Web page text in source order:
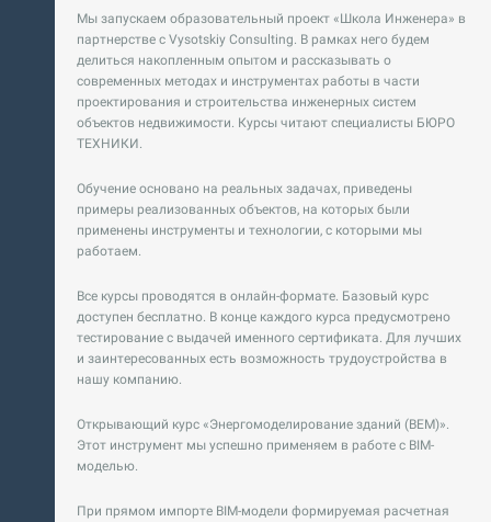
Мы запускаем образовательный проект «Школа Инженера» в
партнерстве с Vysotskiy Consulting. В рамках него будем
делиться накопленным опытом и рассказывать о
современных методах и инструментах работы в части
проектирования и строительства инженерных систем
объектов недвижимости. Курсы читают специалисты БЮРО
ТЕХНИКИ.
Обучение основано на реальных задачах, приведены
примеры реализованных объектов, на которых были
применены инструменты и технологии, с которыми мы
работаем.
Все курсы проводятся в онлайн-формате. Базовый курс
доступен бесплатно. В конце каждого курса предусмотрено
тестирование с выдачей именного сертификата. Для лучших
и заинтересованных есть возможность трудоустройства в
нашу компанию.
Открывающий курс «Энергомоделирование зданий (BEM)».
Этот инструмент мы успешно применяем в работе с BIM-
моделью.
При прямом импорте BIM-модели формируемая расчетная